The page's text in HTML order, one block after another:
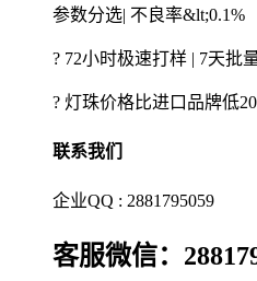
参数分选| 不良率&lt;0.1%
? 72小时极速打样 | 7天批
? 灯珠价格比进口品牌低
联系我们
企业QQ : 2881795059
客服微信：